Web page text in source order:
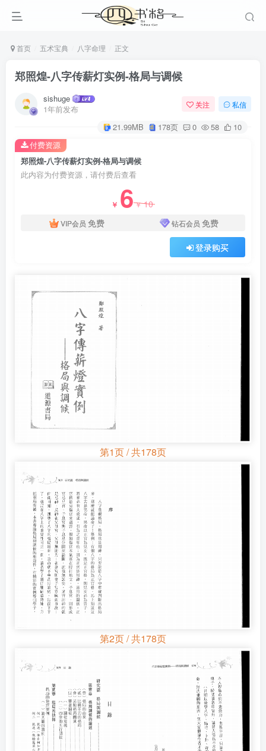
首页 五术宝典 八字命理 正文
郑照煌-八字传薪灯实例-格局与调候
sishuge
1年前发布
关注 私信
21.99MB 178页 0 58 10
郑照煌-八字传薪灯实例-格局与调候
此内容为付费资源，请付费后查看
￥ 6￥10
VIP会员 免费 钻石会员 免费
登录购买
付费资源
第1页 / 共178页
第2页 / 共178页